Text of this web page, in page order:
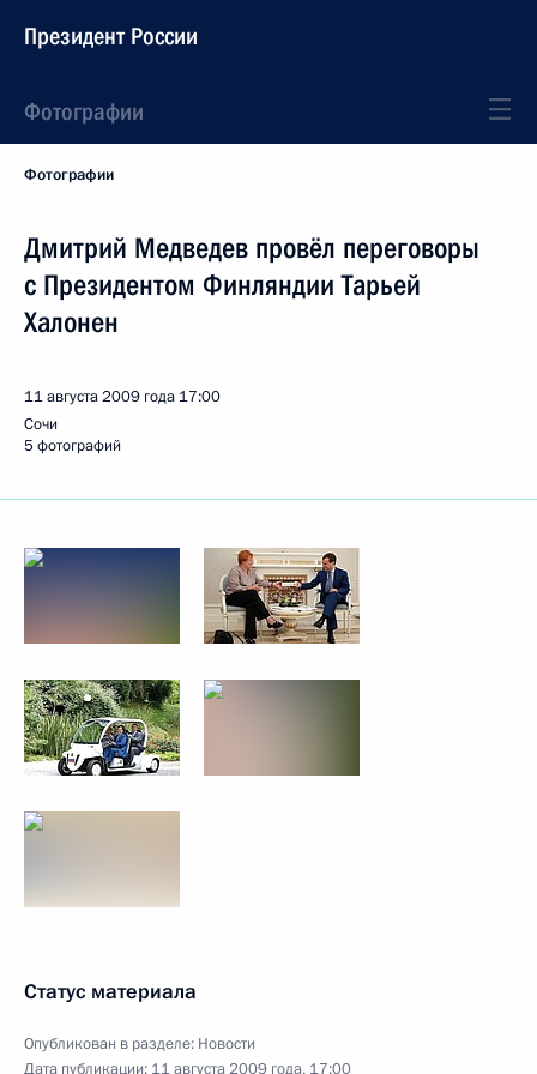
Президент России
Фотографии
Фотографии
Дмитрий Медведев провёл переговоры
с Президентом Финляндии Тарьей
Халонен
11 августа 2009 года 17:00
Сочи
5 фотографий
Статус материала
Опубликован в разделе: Новости
Дата публикации: 11 августа 2009 года, 17:00